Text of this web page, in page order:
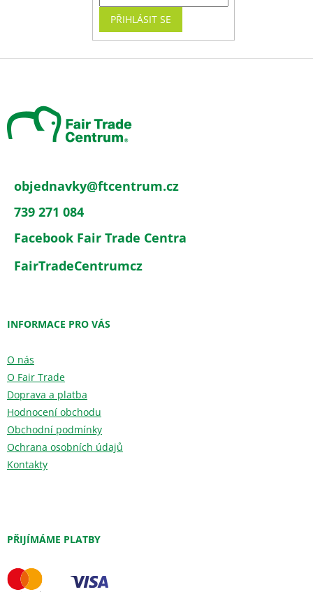
PŘIHLÁSIT SE
objednavky@ftcentrum.cz
739 271 084
Facebook Fair Trade Centra
FairTradeCentrumcz
INFORMACE PRO VÁS
O nás
O Fair Trade
Doprava a platba
Hodnocení obchodu
Obchodní podmínky
Ochrana osobních údajů
Kontakty
PŘIJÍMÁME PLATBY